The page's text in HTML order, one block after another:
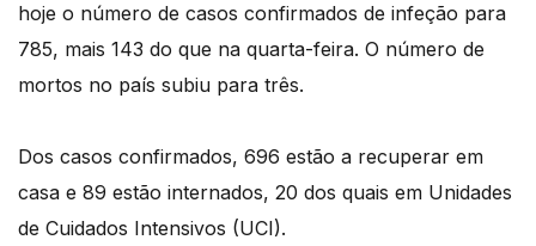
hoje o número de casos confirmados de infeção para
785, mais 143 do que na quarta-feira. O número de
mortos no país subiu para três.
Dos casos confirmados, 696 estão a recuperar em
casa e 89 estão internados, 20 dos quais em Unidades
de Cuidados Intensivos (UCI).